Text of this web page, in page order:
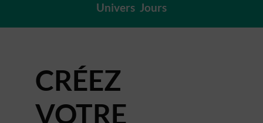
Univers Jours
CRÉEZ
VOTRE